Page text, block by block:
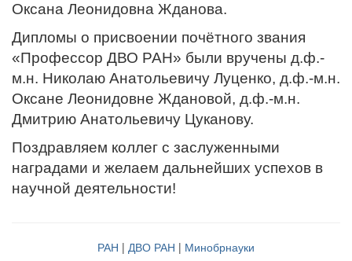
Оксана Леонидовна Жданова.
Дипломы о присвоении почётного звания
«Профессор ДВО РАН» были вручены д.ф.-
м.н. Николаю Анатольевичу Луценко, д.ф.-м.н.
Оксане Леонидовне Ждановой, д.ф.-м.н.
Дмитрию Анатольевичу Цуканову.
Поздравляем коллег с заслуженными
наградами и желаем дальнейших успехов в
научной деятельности!
РАН | ДВО РАН | Минобрнауки